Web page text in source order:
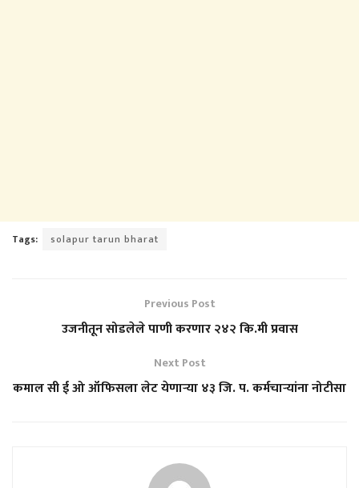
Tags: solapur tarun bharat
Previous Post
उजनीतून सोडलेले पाणी करणार २४२ कि.मी प्रवास
Next Post
कमाल सी ई ओ ऑफिसला लेट येणाऱ्या ४३ जि. प. कर्मचाऱ्यांना नोटीसा